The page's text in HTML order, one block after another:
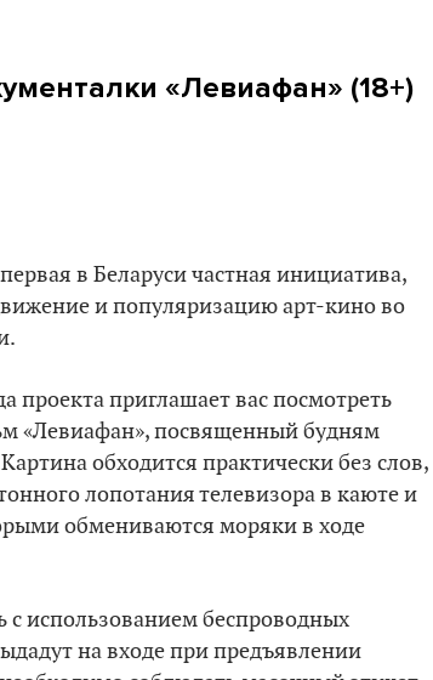
«Левиафан» (18+)
в Беларуси частная инициатива,
и популяризацию арт-кино во
проекта приглашает вас посмотреть
«Левиафан», посвященный будням
обходится практически без слов,
лопотания телевизора в каюте и
обмениваются моряки в ходе
с использованием беспроводных
на входе при предъявлении